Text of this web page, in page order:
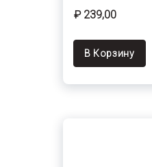
₽ 239,00
В Корзину